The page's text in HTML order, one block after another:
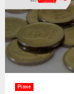
Різне